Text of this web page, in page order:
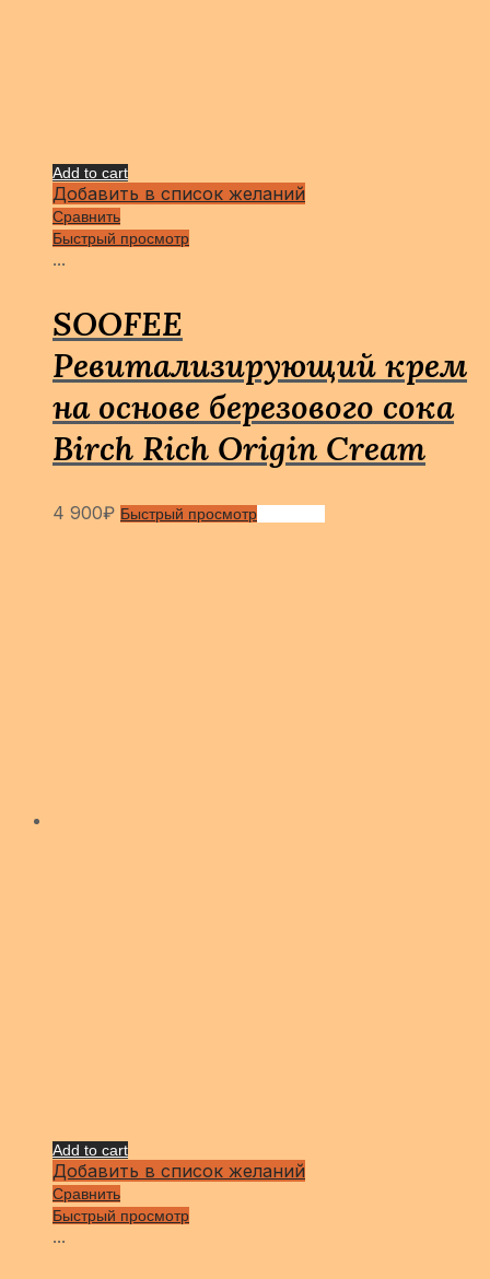
Add to cart
Добавить в список желаний
Сравнить
Быстрый просмотр
...
SOOFEE
Ревитализирующий крем
на основе березового сока
Birch Rich Origin Cream
4 900₽ Быстрый просмотр
Add to cart
Добавить в список желаний
Сравнить
Быстрый просмотр
...